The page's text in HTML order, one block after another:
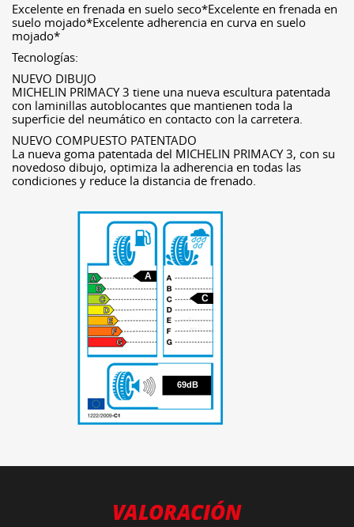
Excelente en frenada en suelo seco*Excelente en frenada en
suelo mojado*Excelente adherencia en curva en suelo
mojado*
Tecnologías:
NUEVO DIBUJO
MICHELIN PRIMACY 3 tiene una nueva escultura patentada
con laminillas autoblocantes que mantienen toda la
superficie del neumático en contacto con la carretera.
NUEVO COMPUESTO PATENTADO
La nueva goma patentada del MICHELIN PRIMACY 3, con su
novedoso dibujo, optimiza la adherencia en todas las
condiciones y reduce la distancia de frenado.
69
A
C
69dB
VALORACIÓN